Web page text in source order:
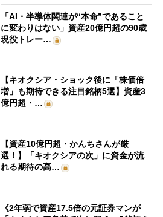
「AI・半導体関連が“本命”であること
に変わりはない」資産20億円超の90歳
現役トレー…
【キオクシア・ショック後に「株価倍
増」も期待できる注目銘柄5選】資産3
億円超・…
【資産10億円超・かんちさんが厳
選！】「キオクシアの次」に資金が流
れる期待の高…
《2年弱で資産17.5倍の元証券マンが